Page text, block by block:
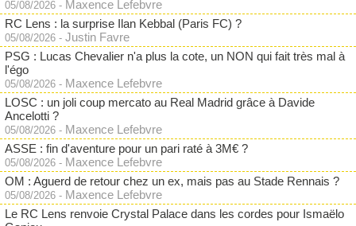
05/08/2026 - Maxence Lefebvre
RC Lens : la surprise Ilan Kebbal (Paris FC) ?
05/08/2026 - Justin Favre
PSG : Lucas Chevalier n'a plus la cote, un NON qui fait très mal à
l'égo
05/08/2026 - Maxence Lefebvre
LOSC : un joli coup mercato au Real Madrid grâce à Davide
Ancelotti ?
05/08/2026 - Maxence Lefebvre
ASSE : fin d'aventure pour un pari raté à 3M€ ?
05/08/2026 - Maxence Lefebvre
OM : Aguerd de retour chez un ex, mais pas au Stade Rennais ?
05/08/2026 - Maxence Lefebvre
Le RC Lens renvoie Crystal Palace dans les cordes pour Ismaëlo